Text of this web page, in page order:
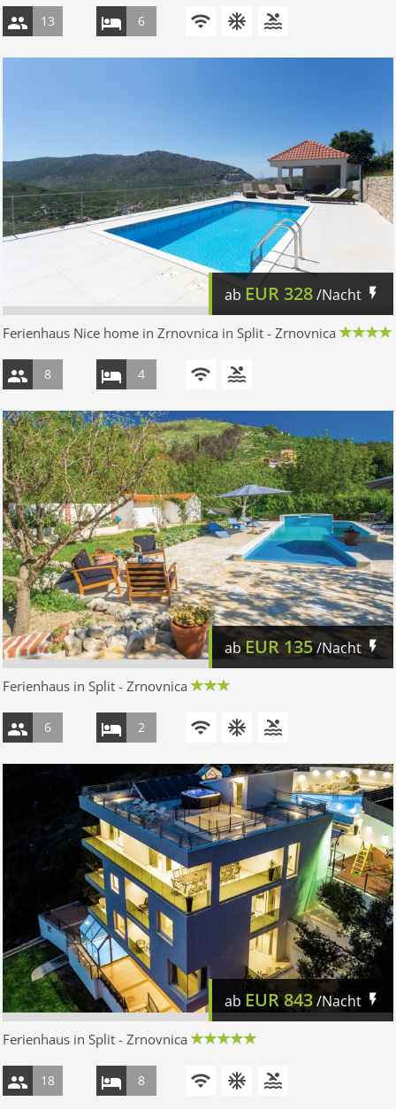
13 6
ab EUR328/Nacht
Ferienhaus Nice home in Zrnovnica in Split - Zrnovnica
8 4
abEUR 135/Nacht
Ferienhaus in Split - Zrnovnica
6 2
ab EUR843/Nacht
Ferienhaus in Split - Zrnovnica
18 8